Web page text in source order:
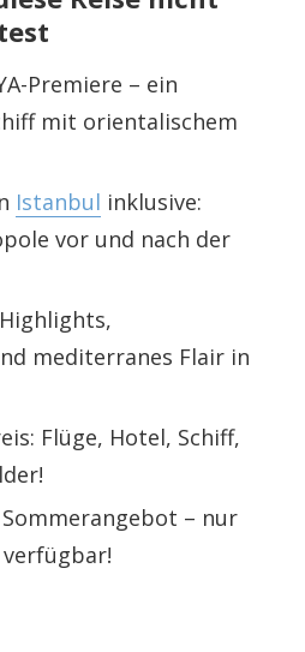
Premiere – ein
mit orientalischem
Istanbul inklusive:
vor und nach der
mediterranes Flair in
Flüge, Hotel, Schiff,
Sommerangebot – nur